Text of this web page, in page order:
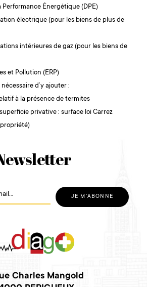
Performance Énergétique (DPE)
électrique (pour les biens de plus de
intérieures de gaz (pour les biens de
et Pollution (ERP)
d’y ajouter :
à la présence de termites
privative : surface loi Carrez
Charles Mangold